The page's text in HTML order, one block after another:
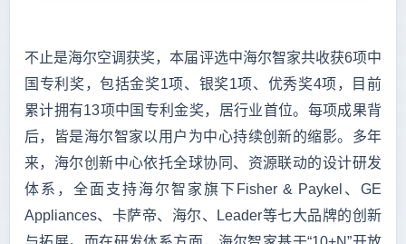
不止是海尔空调获奖，本届评选中海尔智家共收获6项中
国专利奖，包括金奖1项、银奖1项、优秀奖4项，目前
累计拥有13项中国专利金奖，居行业首位。每项成果背
后，皆是海尔智家以用户为中心持续创新的缩影。多年
来，海尔创新中心依托全球协同、资源联动的设计研发
体系，全面支持海尔智家旗下Fisher & Paykel、GE
Appliances、卡萨帝、海尔、Leader等七大品牌的创新